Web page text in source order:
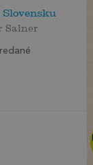
Salner